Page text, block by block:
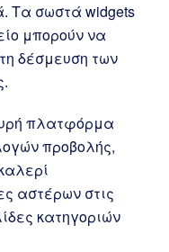
Τα σωστά widgets
μπορούν να
δέσμευση των
πλατφόρμα
προβολής,
αστέρων στις
κατηγοριών